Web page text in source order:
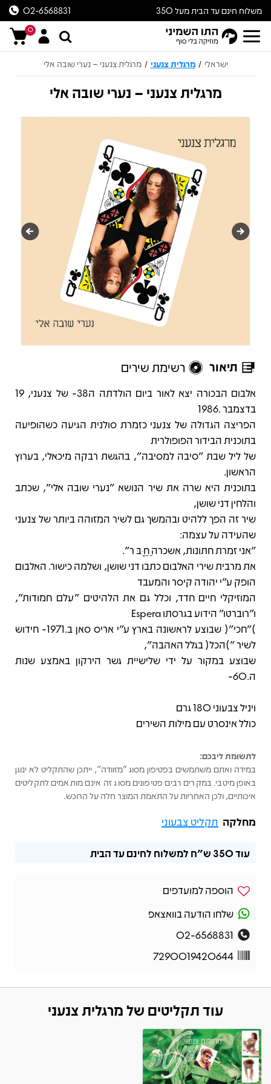
משלוח חינם עד הבית מעל 350
ש״ח
02-6568831
0
ישראלי / מרגלית צנעני / מרגלית צנעני – נערי שובה אלי
מרגלית צנעני – נערי שובה אלי
תיאור רשימת שירים
תיאור
אלבום הבכורה יצא לאור ביום הולדתה ה38- של צנעני, 19
בדצמבר .1986
הפריצה הגדולה של צנעני כזמרת סולנית הגיעה כשהופיעה
בתוכנית הבידור הפופולרית
של ליל שבת "סיבה למסיבה", בהגשת רבקה מיכאלי, בערוץ
הראשון.
בתוכנית היא שרה את שיר הנושא "נערי שובה אלי", שכתב
והלחין דני שושן,
שיר זה הפך ללהיט ובהמשך גם לשיר המזוהה ביותר של צנעני
שהעידה על עצמה:
"אני זמרת חתונות, אשכרה ַחַ ָּבּ ר".
את מרבית שירי האלבום כתבו דני שושן, ושלמה כישור. האלבום
הופק ע״י יהודה קיסר והמעבד
המוזיקלי חיים חדד, וכלל גם את הלהיטים "עלם חמודות",
ו"רוברטו" הידוע בגרסתו Espera
)"חכי"( שבוצע לראשונה בארץ ע"י אריס סאן ב.1971- חידוש
לשיר ")הכל( בגלל האהבה",
שבוצע במקור על ידי שלישיית גשר הירקון באמצע שנות
ה.60-
ויניל צבעוני 180 גרם
כולל אינסרט עם מילות השירים
לתשומת ליבכם:
במידה ואתם משתמשים בפטיפון מסוג "מזוודה", ייתכן שהתקליט לא ינוגן
באופן מיטבי. במקרים רבים פטיפונים מסוג זה אינם מותאמים לתקליטים
איכותיים, ולכן האחריות על התאמת המוצר חלה על הרוכש.
מחלקה תקליט צבעוני
עוד350 ש"ח למשלוח לחינם עד הבית
הוספה למועדפים
שלחו הודעה בוואצאפ
02-6568831
7290019420644
עוד תקליטים של מרגלית צנעני